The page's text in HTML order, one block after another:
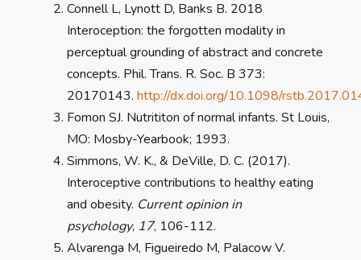
Connell L, Lynott D, Banks B. 2018
Interoception: the forgotten modality in
perceptual grounding of abstract and concrete
concepts. Phil. Trans. R. Soc. B 373:
20170143. http://dx.doi.org/10.1098/
Fomon SJ. Nutrititon of normal infants. St Louis,
MO: Mosby-Yearbook; 1993.
Simmons, W. K., & DeVille, D. C. (2017).
Interoceptive contributions to healthy eating
and obesity. Current opinion in
psychology, 17, 106-112.
Alvarenga M, Figueiredo M, Palacow V.